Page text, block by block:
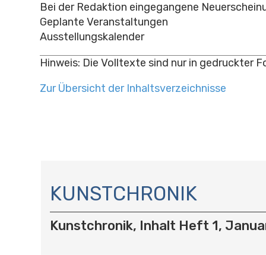
Bei der Redaktion eingegangene
Geplante Veranstaltungen
Ausstellungskalender
Hinweis: Die Volltexte sind nur in gedruckter
Zur Übersicht der Inhaltsverzeichnisse
A
V
I
G
KUNSTCHRONIK
Kunstchronik, Inhalt Heft 1,